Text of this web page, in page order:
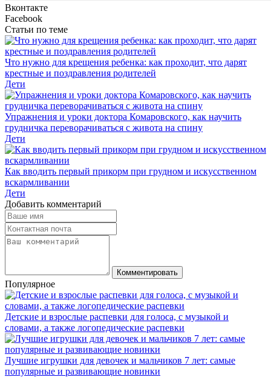
Вконтакте
Facebook
Статьи по теме
Что нужно для крещения ребенка: как проходит, что дарят
крестные и поздравления родителей
Дети
Упражнения и уроки доктора Комаровского, как научить
грудничка переворачиваться с живота на спину
Дети
Как вводить первый прикорм при грудном и искусственном
вскармливании
Дети
Добавить комментарий
Комментировать
Популярное
Детские и взрослые распевки для голоса, с музыкой и
словами, а также логопедические распевки
Лучшие игрушки для девочек и мальчиков 7 лет: самые
популярные и развивающие новинки